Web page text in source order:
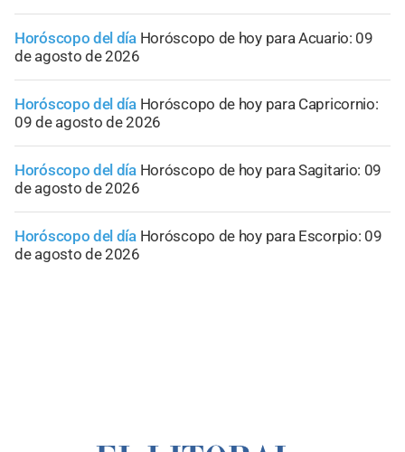
Horóscopo del día Horóscopo de hoy para Acuario: 09
de agosto de 2026
Horóscopo del día Horóscopo de hoy para Capricornio:
09 de agosto de 2026
Horóscopo del día Horóscopo de hoy para Sagitario: 09
de agosto de 2026
Horóscopo del día Horóscopo de hoy para Escorpio: 09
de agosto de 2026